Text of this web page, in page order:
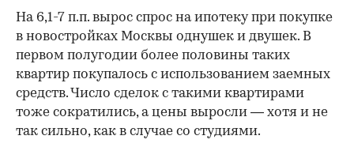
На 6,1-7 п.п. вырос спрос на ипотеку при покупке
в новостройках Москвы однушек и двушек. В
первом полугодии более половины таких
квартир покупалось с использованием заемных
средств. Число сделок с такими квартирами
тоже сократились, а цены выросли — хотя и не
так сильно, как в случае со студиями.